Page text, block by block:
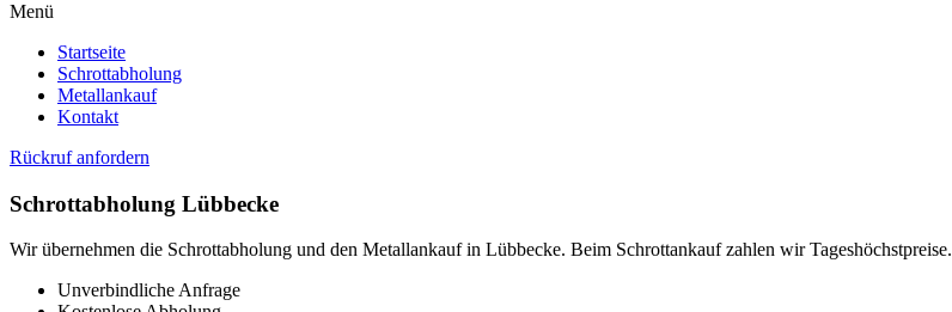
Menü
Startseite
Schrottabholung
Metallankauf
Kontakt
Rückruf anfordern
Schrottabholung Lübbecke
Wir übernehmen die Schrottabholung und den Metallankauf in Lübbecke. Beim Schrottankauf zahlen wir Tageshöchstpreise.
Unverbindliche Anfrage